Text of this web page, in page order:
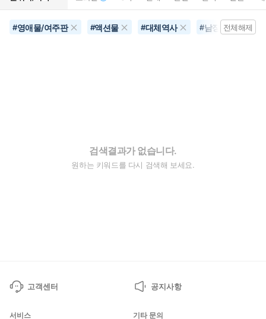
#영애물/여주판 #액션물 #대체역사 #남장여자전체해제
검색결과가 없습니다.
원하는 키워드를 다시 검색해 보세요.
고객센터 공지사항
서비스 기타 문의